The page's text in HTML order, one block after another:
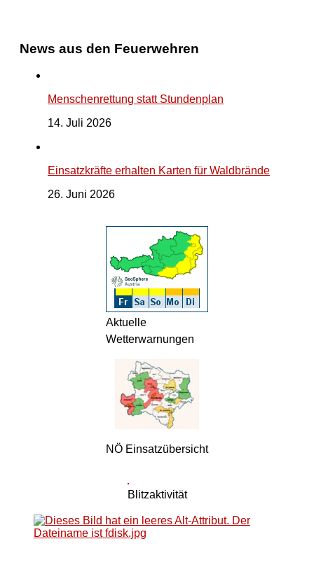
News aus den Feuerwehren
Menschenrettung statt Stundenplan
14. Juli 2026
Einsatzkräfte erhalten Karten für Waldbrände
26. Juni 2026
Aktuelle
Wetterwarnungen
NÖ Einsatzübersicht
Blitzaktivität